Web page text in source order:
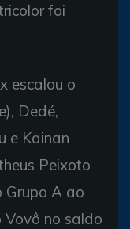
foi
escalou o
Dedé,
e Kainan
Peixoto
Grupo A ao
Vovô no saldo